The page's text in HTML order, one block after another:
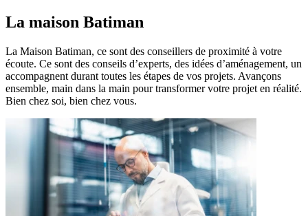
La maison Batiman
La Maison Batiman, ce sont des conseillers de proximité à votre
écoute. Ce sont des conseils d’experts, des idées d’aménagement, un
accompagnent durant toutes les étapes de vos projets. Avançons
ensemble, main dans la main pour transformer votre projet en réalité.
Bien chez soi, bien chez vous.